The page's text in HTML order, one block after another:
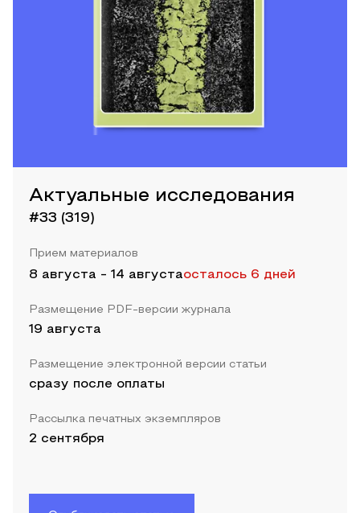
Актуальные исследования
#33 (319)
Прием материалов
8 августа - 14 августаосталось 6 дней
Размещение PDF-версии журнала
19 августа
Размещение электронной версии статьи
сразу после оплаты
Рассылка печатных экземпляров
2 сентября